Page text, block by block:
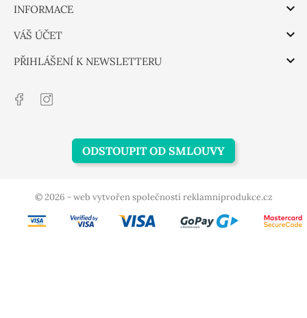
INFORMACE 
VÁŠ ÚČET 
PŘIHLÁŠENÍ K NEWSLETTERU 
ODSTOUPIT OD SMLOUVY
© 2026 - web vytvořen společností reklamniprodukce.cz